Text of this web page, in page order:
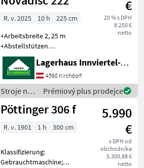
Pöttinger
€
20 % s DPH
8.250 €
netto
R. v. 2025 10 h
225 cm
+Arbeitsbreite 2, 25 m
+Abstellstützen
+Mähscheiben 5 Stk.
+Antriebsdrehzahl 540
U/min +Transportklappung
vertikal +Anbau Heck
Dreipunkt +Anbaukategorie
Kat. 2
Lagerhaus Innviertel-Traunviertel-Urfahr eGen, Kirchdorf
4560 Kirchdorf
Stroje na
zber
objemových
Pöttinger
Prémiový plus prodejce
Pöttinger 306 f
5.990
€
s DPH od
obchodníka
5.300,88 €
netto
R. v. 1901 1 h 300 cm
Klassifizierung:
Gebrauchtmaschine;